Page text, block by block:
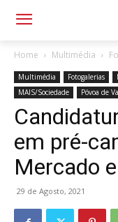
Home Multimédia
Multimédia Fotogalerias
MAIS/Sociedade
Póvoa de
em pré-
Mercado
29 de Agosto, 2021